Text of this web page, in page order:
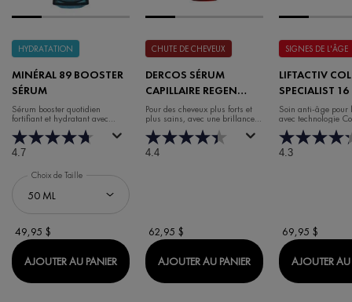
HYDRATATION
MINÉRAL 89 BOOSTER
SÉRUM
Sérum booster quotidien
fortifiant et hydratant avec
acide hyaluronique
4.7
Choix de Taille
49,95 $
AJOUTER AU PANIER MINÉRAL 89 BOOSTER SÉRUM
CHUTE DE CHEVEUX
DERCOS SÉRUM
CAPILLAIRE REGEN
BOOSTER
Pour des cheveux plus forts et
plus sains, avec une brillance et
un volume accrus.
4.4
62,95 $
AJOUTER AU PANIER DERCOS SÉRUM
SIGNES DE L'ÂGE
LIFTACTIV
SPECIALIST 16
DE JOUR
Soin anti-âge pour
avec technologie
4.3
69,95 $
AJOUTER AU